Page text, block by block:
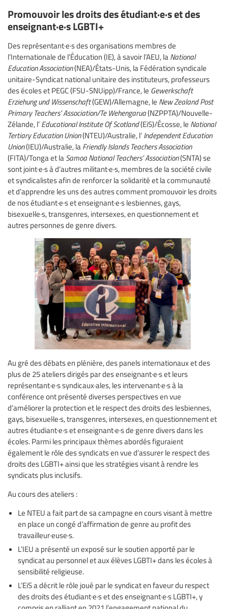
Promouvoir les droits des étudiant·e·s et des
enseignant·e·s LGBTI+
Des représentant·e·s des organisations membres de
l’Internationale de l’Éducation (IE), à savoir l’AEU, la National
Education Association(NEA)/États-Unis, la Fédération syndicale
unitaire-Syndicat national unitaire des instituteurs, professeurs
des écoles et PEGC (FSU-SNUipp)/France, le Gewerkschaft
Erziehung und Wissenschaft(GEW)/Allemagne, le New Zealand Post
Primary Teachers’ Association/Te Wehengarua(NZPPTA)/Nouvelle-
Zélande, l’ Educational Institute Of Scotland(EiS)/Écosse, le National
Tertiary Education Union(NTEU)/Australie, l’ Independent Education
Union(IEU)/Australie, la Friendly Islands Teachers Association
(FITA)/Tonga et la Samoa National Teachers’ Association(SNTA) se
sont joint·e·s à d’autres militant·e·s, membres de la société civile
et syndicalistes afin de renforcer la solidarité et la communauté
et d’apprendre les uns des autres comment promouvoir les droits
de nos étudiant·e·s et enseignant·e·s lesbiennes, gays,
bisexuel·le·s, transgenres, intersexes, en questionnement et
autres personnes de genre divers.
Au gré des débats en plénière, des panels internationaux et des
plus de 25 ateliers dirigés par des enseignant·e·s et leurs
représentant·e·s syndicaux·ales, les intervenant·e·s à la
conférence ont présenté diverses perspectives en vue
d’améliorer la protection et le respect des droits des lesbiennes,
gays, bisexuel·le·s, transgenres, intersexes, en questionnement et
autres étudiant·e·s et enseignant·e·s de genre divers dans les
écoles. Parmi les principaux thèmes abordés figuraient
également le rôle des syndicats en vue d’assurer le respect des
droits des LGBTI+ ainsi que les stratégies visant à rendre les
syndicats plus inclusifs.
Au cours des ateliers :
Le NTEU a fait part de sa campagne en cours visant à mettre
en place un congé d’affirmation de genre au profit des
travailleur·euse·s.
L’IEU a présenté un exposé sur le soutien apporté par le
syndicat au personnel et aux élèves LGBTI+ dans les écoles à
sensibilité religieuse.
L’EiS a décrit le rôle joué par le syndicat en faveur du respect
des droits des étudiant·e·s et des enseignant·e·s LGBTI+, y